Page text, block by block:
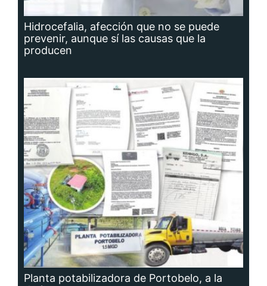
Hidrocefalia, afección que no se puede
prevenir, aunque sí las causas que la
producen
Planta potabilizadora de Portobelo, a la
deriva